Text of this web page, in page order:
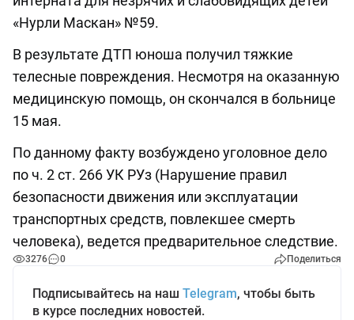
«Нурли Маскан» №59.
В результате ДТП юноша получил тяжкие
телесные повреждения. Несмотря на оказанную
медицинскую помощь, он скончался в больнице
15 мая.
По данному факту возбуждено уголовное дело
по ч. 2 ст. 266 УК РУз (Нарушение правил
безопасности движения или эксплуатации
транспортных средств, повлекшее смерть
человека), ведется предварительное следствие.
3276 0 Поделиться
Подписывайтесь на наш Telegram, чтобы быть
в курсе последних новостей.